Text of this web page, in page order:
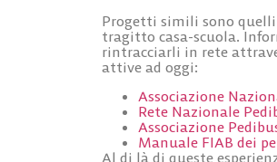
Progetti simili sono
tragitto casa-scuola.
rintracciarli in rete
attive ad oggi:
Associazione
Rete Nazionale
Associazione
Manuale FIAB dei
Al di là di queste